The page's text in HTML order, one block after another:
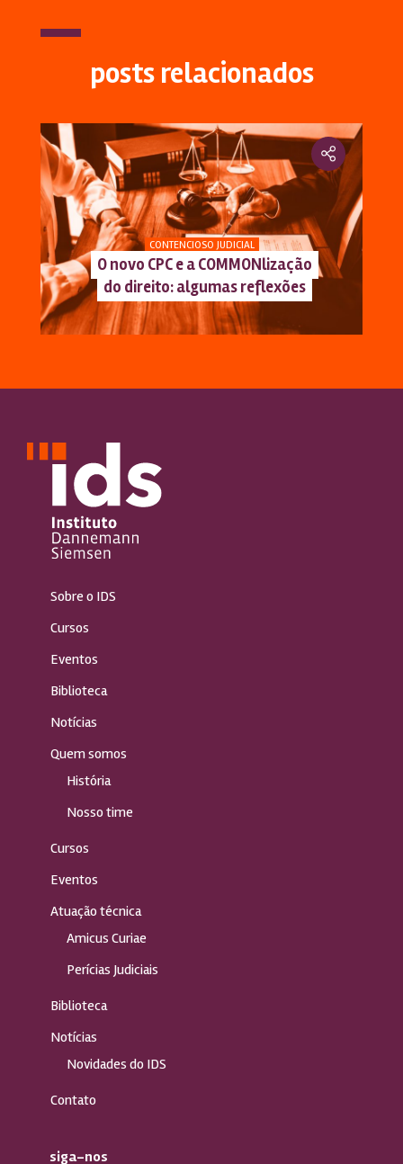
posts relacionados
CONTENCIOSO JUDICIAL
O novo CPC e a COMMONlização
do direito: algumas reflexões
Sobre o IDS
Cursos
Eventos
Biblioteca
Notícias
Quem somos
História
Nosso time
Cursos
Eventos
Atuação técnica
Amicus Curiae
Perícias Judiciais
Biblioteca
Notícias
Novidades do IDS
Contato
siga-nos